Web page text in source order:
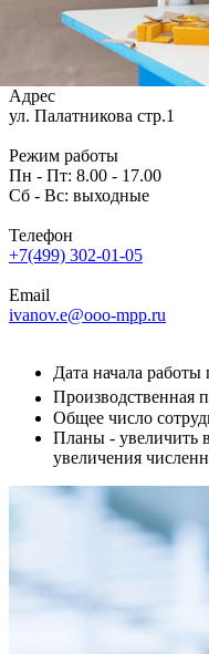
Адрес
ул. Палатникова стр.1
Режим работы
Пн - Пт: 8.00 - 17.00
Сб - Вс: выходные
Телефон
+7(499) 302-01-05
Email
ivanov.e@ooo-mpp.ru
Дата начала работы
Производственная
Общее число
Планы - увеличить
увеличения